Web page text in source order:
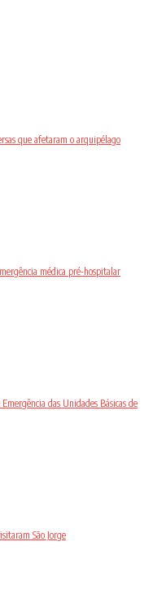
que afetaram o arquipélago
médica pré-hospitalar
das Unidades Básicas de
São Jorge